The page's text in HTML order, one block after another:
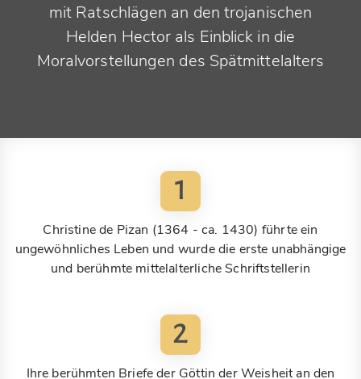
mit Ratschlägen an den trojanischen
Helden Hector als Einblick in die
Moralvorstellungen des Spätmittelalters
1
Christine de Pizan (1364 - ca. 1430) führte ein
ungewöhnliches Leben und wurde die erste unabhängige
und berühmte mittelalterliche Schriftstellerin
2
Ihre berühmten Briefe der Göttin der Weisheit an den